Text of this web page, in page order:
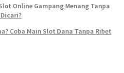
Online Gampang Menang Tanpa
Coba Main Slot Dana Tanpa Ribet